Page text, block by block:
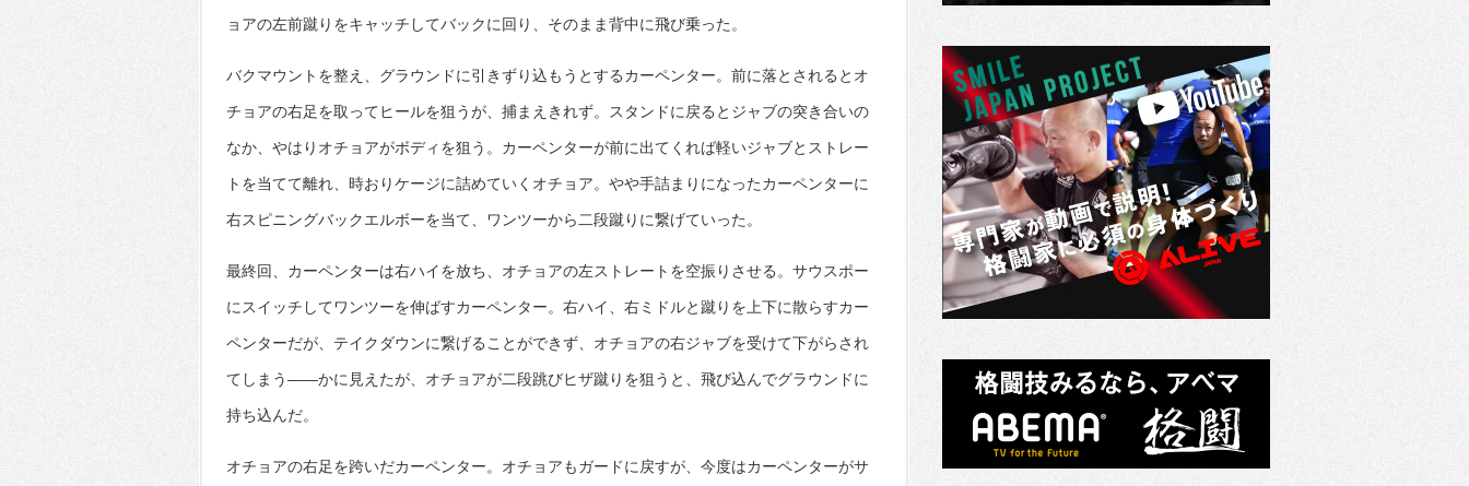
ョアの左前蹴りをキャッチしてバックに回り、そのまま背中に飛び乗った。
バクマウントを整え、グラウンドに引きずり込もうとするカーペンター。前に落とされるとオ
チョアの右足を取ってヒールを狙うが、捕まえきれず。スタンドに戻るとジャブの突き合いの
なか、やはりオチョアがボディを狙う。カーペンターが前に出てくれば軽いジャブとストレー
トを当てて離れ、時おりケージに詰めていくオチョア。やや手詰まりになったカーペンターに
右スピニングバックエルボーを当て、ワンツーから二段蹴りに繋げていった。
最終回、カーペンターは右ハイを放ち、オチョアの左ストレートを空振りさせる。サウスポー
にスイッチしてワンツーを伸ばすカーペンター。右ハイ、右ミドルと蹴りを上下に散らすカー
ペンターだが、テイクダウンに繋げることができず、オチョアの右ジャブを受けて下がらされ
てしまう――かに見えたが、オチョアが二段跳びヒザ蹴りを狙うと、飛び込んでグラウンドに
持ち込んだ。
オチョアの右足を跨いだカーペンター。オチョアもガードに戻すが、今度はカーペンターがサ